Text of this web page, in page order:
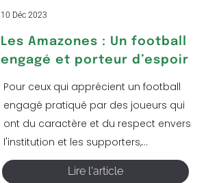
10 Déc 2023
Les Amazones : Un football
engagé et porteur d’espoir
Pour ceux qui apprécient un football
engagé pratiqué par des joueurs qui
ont du caractère et du respect envers
l'institution et les supporters,...
Lire l'article